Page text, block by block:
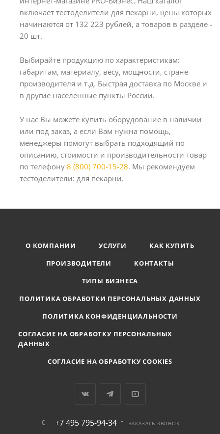
включает тестоделители для пекарни, цены которых
начинаются от 132 223 рублей, а товаров в разделе -
20 шт.
Выбирайте продукцию по характеристикам:
габаритам, материалу, весу, мощности, стране
производителя и т.д. Быстрая доставка по Москве и
в другие населенные пункты России.
У нас Вы можете купить оборудование в наличии
или под заказ, а если Вам нужна помощь,
менеджеры помогут выбрать подходящий по
описанию, стоимости и производительности товар
по телефону 8 (800) 700-15-28. Мы рекомендуем
тестоделители: для пекарни.
О КОМПАНИИ УСЛУГИ
КАК КУПИТЬ
ПРОИЗВОДИТЕЛИ
КОНТАКТЫ
ТИПЫ БИЗНЕСА
ПОЛИТИКА ОБРАБОТКИ ПЕРСОНАЛЬНЫХ ДАННЫХ
ПОЛИТИКА КОНФИДЕНЦИАЛЬНОСТИ
СОГЛАСИЕ НА ОБРАБОТКУ ПЕРСОНАЛЬНЫХ
ДАННЫХ
СОГЛАСИЕ НА ОБРАБОТКУ COOKIES
+7 495 795-94-34 ЗАКАЗАТЬ ЗВОНОК